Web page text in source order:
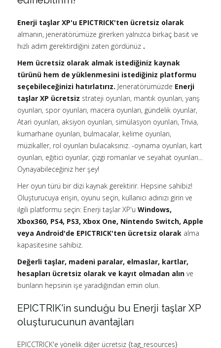
Enerji taşlar XP'u EPICTRICK'ten ücretsiz olarak
almanın, jeneratörümüze girerken yalnızca birkaç basit ve
hızlı adım gerektirdiğini zaten gördünüz .
Hem ücretsiz olarak almak istediğiniz kaynak
türünü hem de yüklenmesini istediğiniz platformu
seçebileceğinizi hatırlatırız. Jeneratörümüzde Enerji
taşlar XP ücretsiz strateji oyunları, mantık oyunları, yarış
oyunları, spor oyunları, macera oyunları, gündelik oyunlar,
Atari oyunları, aksiyon oyunları, simülasyon oyunları, Trivia,
kumarhane oyunları, bulmacalar, kelime oyunları,
müzikaller, rol oyunları bulacaksınız. -oynama oyunları, kart
oyunları, eğitici oyunlar, çizgi romanlar ve seyahat oyunları...
Oynayabileceğiniz her şey!
Her oyun türü bir dizi kaynak gerektirir. Hepsine sahibiz!
Oluşturucuya erişin, oyunu seçin, kullanıcı adınızı girin ve
ilgili platformu seçin: Enerji taşlar XP'u Windows,
Xbox360, PS4, PS3, Xbox One, Nintendo Switch, Apple
veya Android'de EPICTRICK'ten ücretsiz olarak alma
kapasitesine sahibiz.
Değerli taşlar, madeni paralar, elmaslar, kartlar,
hesapları ücretsiz olarak ve kayıt olmadan alın ve
bunların hepsinin işe yaradığından emin olun.
EPICTRIK'in sunduğu bu Enerji taşlar XP
oluşturucunun avantajları
EPICCTRICK'e yönelik diğer ücretsiz {tag_resources}